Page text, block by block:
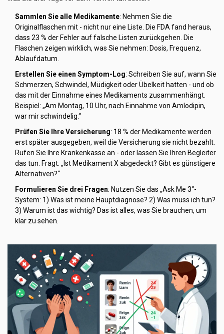
Sammlen Sie alle Medikamente: Nehmen Sie die
Originalflaschen mit - nicht nur eine Liste. Die FDA fand heraus,
dass 23 % der Fehler auf falsche Listen zurückgehen. Die
Flaschen zeigen wirklich, was Sie nehmen: Dosis, Frequenz,
Ablaufdatum.
Erstellen Sie einen Symptom-Log: Schreiben Sie auf, wann Sie
Schmerzen, Schwindel, Müdigkeit oder Übelkeit hatten - und ob
das mit der Einnahme eines Medikaments zusammenhängt.
Beispiel: „Am Montag, 10 Uhr, nach Einnahme von Amlodipin,
war mir schwindelig.“
Prüfen Sie Ihre Versicherung: 18 % der Medikamente werden
erst später ausgegeben, weil die Versicherung sie nicht bezahlt.
Rufen Sie Ihre Krankenkasse an - oder lassen Sie Ihren Begleiter
das tun. Fragt: „Ist Medikament X abgedeckt? Gibt es günstigere
Alternativen?“
Formulieren Sie drei Fragen: Nutzen Sie das „Ask Me 3“-
System: 1) Was ist meine Hauptdiagnose? 2) Was muss ich tun?
3) Warum ist das wichtig? Das ist alles, was Sie brauchen, um
klar zu sehen.